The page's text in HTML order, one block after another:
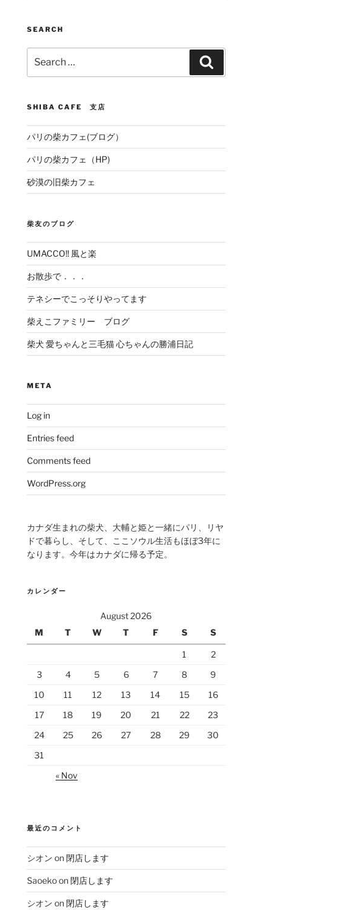
SEARCH
for:
SHIBA CAFE 支店
パリの柴カフェ(ブログ）
パリの柴カフェ（HP)
砂漠の旧柴カフェ
柴友のブログ
UMACCO!! 風と楽
お散歩で．．．
テネシーでこっそりやってます
柴えこファミリー ブログ
柴犬 愛ちゃんと三毛猫 心ちゃんの勝浦日記
META
Log in
Entries feed
Comments feed
WordPress.org
カナダ生まれの柴犬、大輔と姫と一緒にパリ、リヤ
ドで暮らし、そして、ここソウル生活もほぼ3年に
なります。今年はカナダに帰る予定。
カレンダー
August 2026
M
T W T F S S
1
2
3
4 5 6 7 8
9
10
11 12 13 14 15
16
17
18 19 20 21 22
23
24
25 26 27 28 29
30
31
« Nov
最近のコメント
シオン on閉店します
Saoekoon閉店します
シオン on閉店します